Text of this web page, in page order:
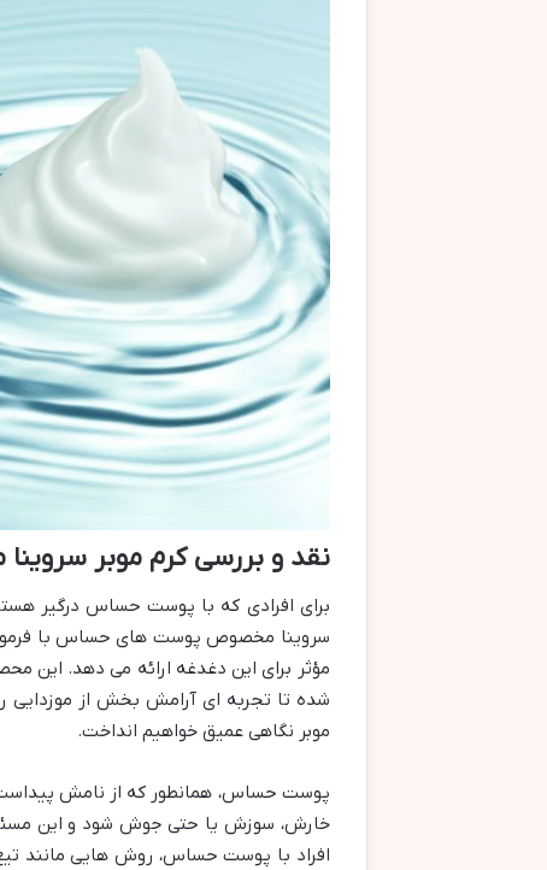
نقد و بررسی کرم موبر
برای افرادی که با پوست حساس درگیر
سروینا مخصوص پوست های حساس با
مؤثر برای این دغدغه ارائه می دهد. این
شده تا تجربه ای آرامش بخش از موزدایی
موبر نگاهی عمیق خواهیم انداخت.
پوست حساس، همانطور که از نامش پیداست،
خارش، سوزش یا حتی جوش شود و این مسئله
افراد با پوست حساس، روش هایی مانند